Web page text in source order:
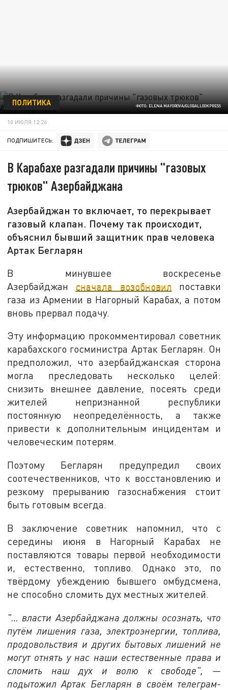
ФОТО: ELENA MAYOROVA/GLOBALLOOKPRESS
ПОЛИТИКА
10 ИЮЛЯ 12:26
ПОДПИШИТЕСЬ:
В Карабахе разгадали причины "газовых
трюков" Азербайджана
Азербайджан то включает, то перекрывает
газовый клапан. Почему так происходит,
объяснил бывший защитник прав человека
Артак Бегларян
В минувшее воскресенье
Азербайджан сначала возобновил поставки
газа из Армении в Нагорный Карабах, а потом
вновь прервал подачу.
Эту информацию прокомментировал советник
карабахского госминистра Артак Бегларян. Он
предположил, что азербайджанская сторона
могла преследовать несколько целей:
снизить внешнее давление, посеять среди
жителей непризнанной республики
постоянную неопределённость, а также
привести к дополнительным инцидентам и
человеческим потерям.
Поэтому Бегларян предупредил своих
соотечественников, что к восстановлению и
резкому прерыванию газоснабжения стоит
быть готовым всегда.
В заключение советник напомнил, что с
середины июня в Нагорный Карабах не
поставляются товары первой необходимости
и, естественно, топливо. Однако это, по
твёрдому убеждению бывшего омбудсмена,
не способно сломить дух местных жителей.
"… власти Азербайджана должны осознать, что
путём лишения газа, электроэнергии, топлива,
продовольствия и других бытовых лишений не
могут отнять у нас наши естественные права и
сломить наш дух и волю к свободе", —
подытожил Артак Бегларян в своём телеграм-